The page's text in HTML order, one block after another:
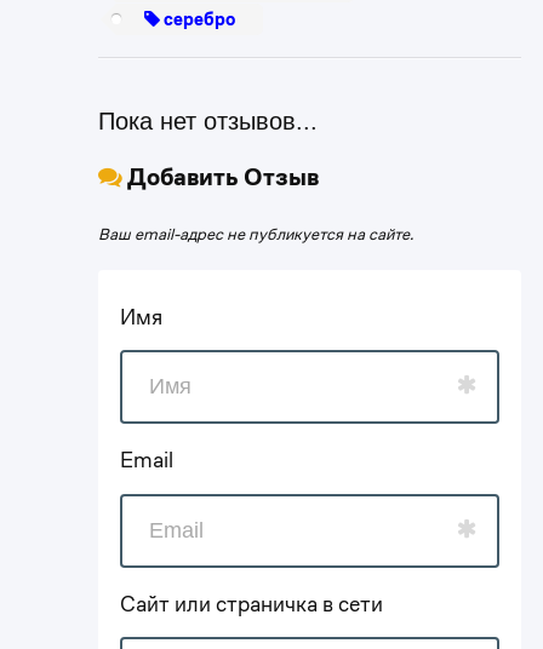
серебро
Пока нет отзывов...
Добавить Отзыв
Ваш email-адрес не публикуется на сайте.
Имя
Email
Сайт или страничка в сети